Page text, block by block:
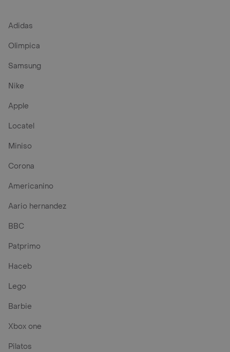
Adidas
Olimpica
Samsung
Nike
Apple
Locatel
Miniso
Corona
Americanino
Aario hernandez
BBC
Patprimo
Haceb
Lego
Barbie
Xbox one
Pilatos